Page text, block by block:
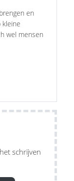
en
kleine
wel mensen
schrijven